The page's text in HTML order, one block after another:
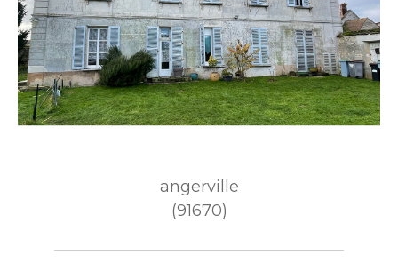
angerville
(91670)